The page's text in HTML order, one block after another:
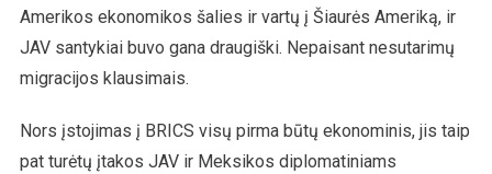
Amerikos ekonomikos šalies ir vartų į Šiaurės Ameriką, ir
JAV santykiai buvo gana draugiški. Nepaisant nesutarimų
migracijos klausimais.
Nors įstojimas į BRICS visų pirma būtų ekonominis, jis taip
pat turėtų įtakos JAV ir Meksikos diplomatiniams